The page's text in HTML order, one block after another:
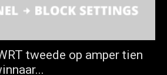
tweede op amper tien